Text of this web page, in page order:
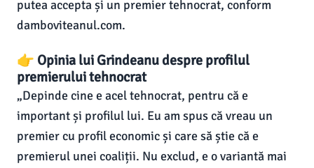
putea accepta și un premier tehnocrat, conform
damboviteanul.com.
👉 Opinia lui Grindeanu despre profilul
premierului tehnocrat
„Depinde cine e acel tehnocrat, pentru că e
important și profilul lui. Eu am spus că vreau un
premier cu profil economic și care să știe că e
premierul unei coaliții. Nu exclud, e o variantă mai